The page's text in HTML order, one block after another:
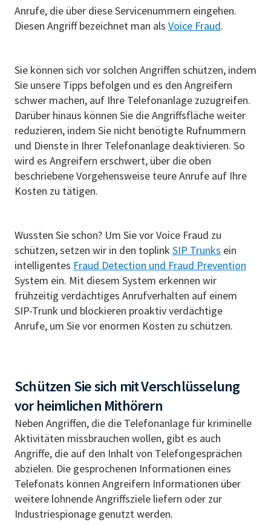
Anrufe, die über diese Servicenummern eingehen.
Diesen Angriff bezeichnet man als Voice Fraud.
Sie können sich vor solchen Angriffen schützen, indem
Sie unsere Tipps befolgen und es den Angreifern
schwer machen, auf Ihre Telefonanlage zuzugreifen.
Darüber hinaus können Sie die Angriffsfläche weiter
reduzieren, indem Sie nicht benötigte Rufnummern
und Dienste in Ihrer Telefonanlage deaktivieren. So
wird es Angreifern erschwert, über die oben
beschriebene Vorgehensweise teure Anrufe auf Ihre
Kosten zu tätigen.
Wussten Sie schon? Um Sie vor Voice Fraud zu
schützen, setzen wir in den toplink SIP Trunks ein
intelligentes Fraud Detection und Fraud Prevention
System ein. Mit diesem System erkennen wir
frühzeitig verdächtiges Anrufverhalten auf einem
SIP-Trunk und blockieren proaktiv verdächtige
Anrufe, um Sie vor enormen Kosten zu schützen.
Schützen Sie sich mit Verschlüsselung
vor heimlichen Mithörern
Neben Angriffen, die die Telefonanlage für kriminelle
Aktivitäten missbrauchen wollen, gibt es auch
Angriffe, die auf den Inhalt von Telefongesprächen
abzielen. Die gesprochenen Informationen eines
Telefonats können Angreifern Informationen über
weitere lohnende Angriffsziele liefern oder zur
Industriespionage genutzt werden.